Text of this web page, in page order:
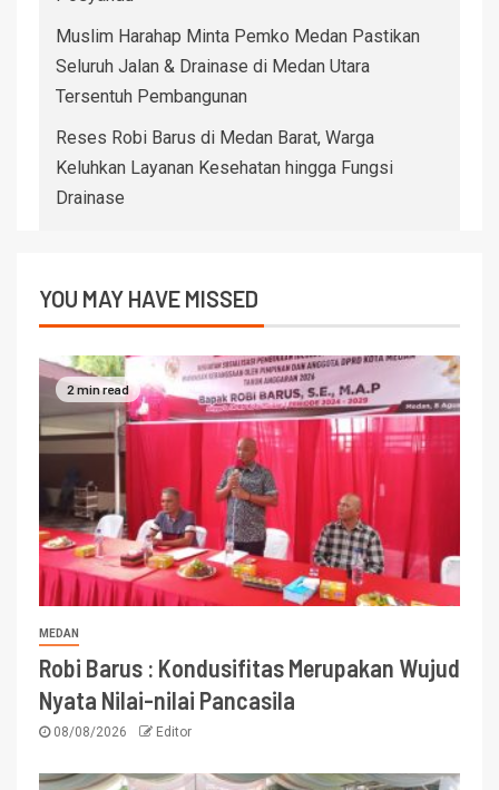
Muslim Harahap Minta Pemko Medan Pastikan
Seluruh Jalan & Drainase di Medan Utara
Tersentuh Pembangunan
Reses Robi Barus di Medan Barat, Warga
Keluhkan Layanan Kesehatan hingga Fungsi
Drainase
YOU MAY HAVE MISSED
2 min read
MEDAN
Robi Barus : Kondusifitas Merupakan Wujud
Nyata Nilai-nilai Pancasila
08/08/2026 Editor